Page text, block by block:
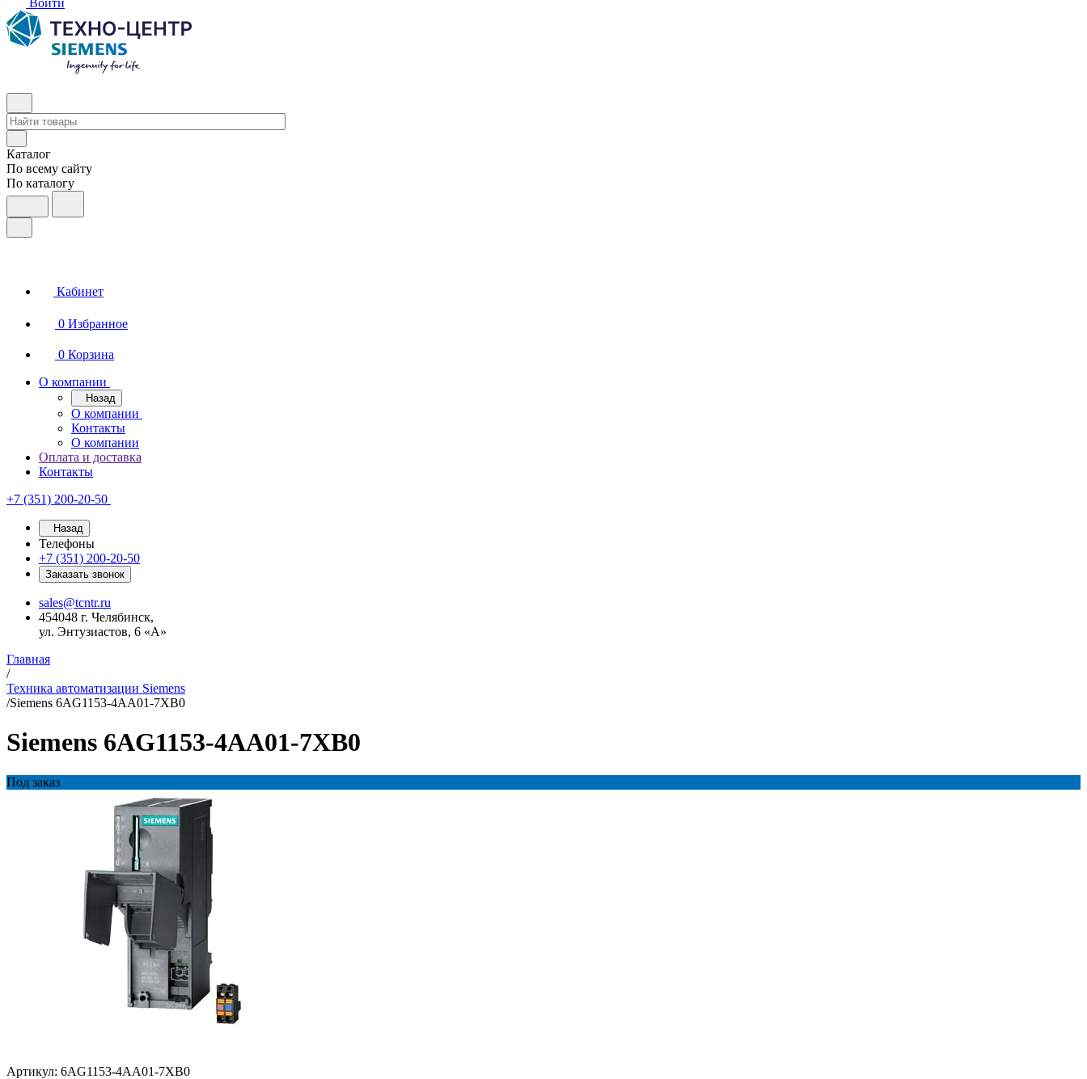
Войти
Каталог
По всему сайту
По каталогу
Кабинет
0 Избранное
0 Корзина
О компании
Назад
О компании
Контакты
О компании
Оплата и доставка
Контакты
+7 (351) 200-20-50
Назад
Телефоны
+7 (351) 200-20-50
Заказать звонок
sales@tcntr.ru
454048 г. Челябинск,
ул. Энтузиастов, 6 «А»
Главная
/
Техника автоматизации Siemens
/Siemens 6AG1153-4AA01-7XB0
Siemens 6AG1153-4AA01-7XB0
Под заказ
Артикул: 6AG1153-4AA01-7XB0